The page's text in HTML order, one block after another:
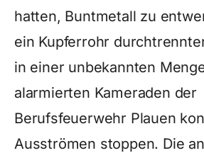
hatten, Buntmetall zu
ein Kupferrohr
in einer unbekannten
alarmierten Kameraden der
Berufsfeuerwehr Plauen
Ausströmen stoppen. Die